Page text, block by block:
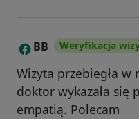
B BB Weryfikacja
Wizyta przebiegła w
doktor wykazała się
empatią. Polecam